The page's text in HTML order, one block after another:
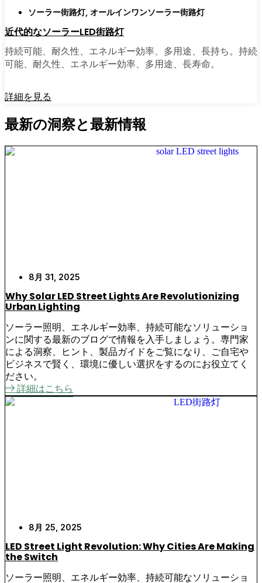
ソーラー街路灯, オールインワンソーラー街路灯
近代的なソーラーLED街路灯
持続可能、耐久性、エネルギー効率、多用途、長持ち。持続
可能、耐久性、エネルギー効率、多用途、長寿命。
詳細を見る
最新の洞察と最新情報
8月 31, 2025
Why Solar LED Street Lights Are Revolutionizing
Urban Lighting
ソーラー照明、エネルギー効率、持続可能なソリューショ
ンに関する最新のブログで情報を入手しましょう。専門家
による洞察、ヒント、製品ガイドをご覧になり、ご自宅や
ビジネスで賢く、環境に優しい選択をするのにお役立てく
ださい。
詳細はこちら
8月 25, 2025
LED Street Light Revolution: Why Cities Are Making
the Switch
ソーラー照明、エネルギー効率、持続可能なソリューショ